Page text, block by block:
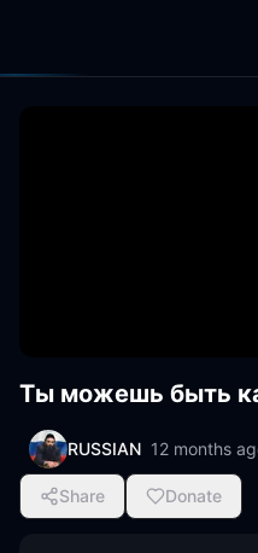
Ты можешь быть
RUSSIAN 12 months
Share Donate